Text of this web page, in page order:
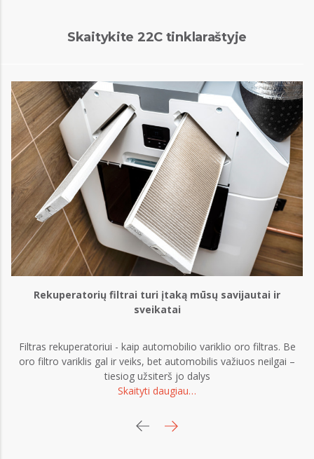
Skaitykite 22C tinklaraštyje
Rekuperatorių filtrai turi įtaką mūsų savijautai ir
sveikatai
Filtras rekuperatoriui - kaip automobilio variklio oro filtras. Be
oro filtro variklis gal ir veiks, bet automobilis važiuos neilgai –
tiesiog užsiterš jo dalys
Skaityti daugiau…